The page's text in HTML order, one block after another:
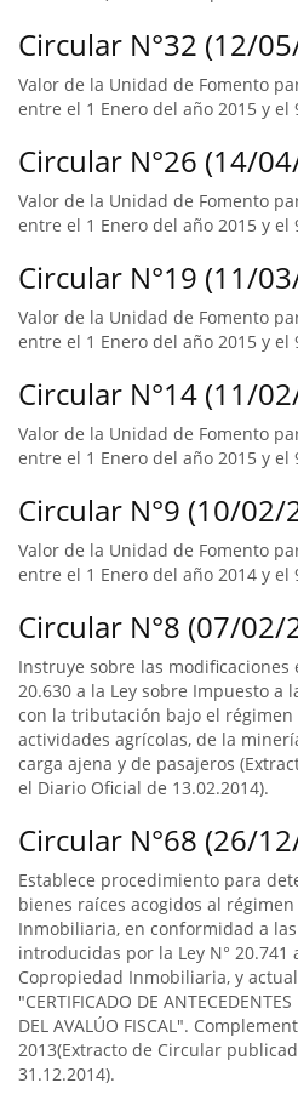
Circular N°32 (12/
Valor de la Unidad de Fomento
entre el 1 Enero del año 2015 y el
Circular N°26 (14/
Valor de la Unidad de Fomento
entre el 1 Enero del año 2015 y el
Circular N°19 (11/
Valor de la Unidad de Fomento
entre el 1 Enero del año 2015 y el
Circular N°14 (11/
Valor de la Unidad de Fomento
entre el 1 Enero del año 2015 y el
Circular N°9 (10/02/
Valor de la Unidad de Fomento
entre el 1 Enero del año 2014 y el
Circular N°8 (07/02/
Instruye sobre las modificaciones
20.630 a la Ley sobre Impuesto a
con la tributación bajo el
actividades agrícolas, de la
carga ajena y de pasajeros
el Diario Oficial de 13.02.2014).
Circular N°68 (26/
Establece procedimiento para
bienes raíces acogidos al
Inmobiliaria, en conformidad a
introducidas por la Ley N° 20.741
Copropiedad Inmobiliaria, y
"CERTIFICADO DE
DEL AVALÚO FISCAL".
2013(Extracto de Circular
31.12.2014).